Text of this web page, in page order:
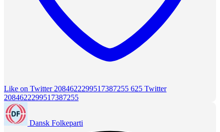
Like on Twitter 2084622299517387255 625 Twitter
2084622299517387255
Dansk Folkeparti